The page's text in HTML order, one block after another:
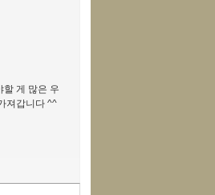
할 게 많은 우
져갑니다 ^^